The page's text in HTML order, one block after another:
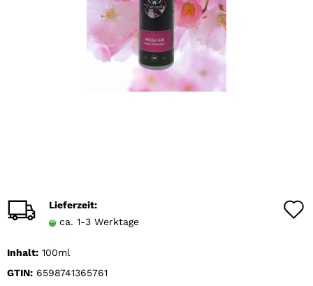
Lieferzeit:
ca. 1-3 Werktage
Inhalt: 100ml
GTIN: 6598741365761